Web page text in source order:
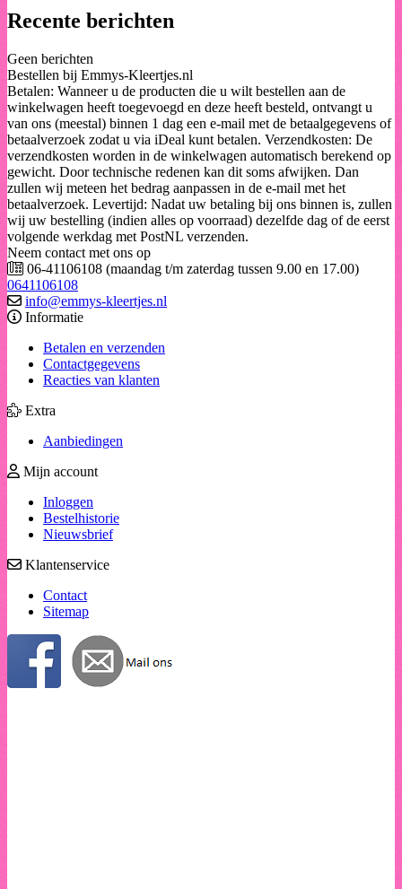
Recente berichten
Geen berichten
Bestellen bij Emmys-Kleertjes.nl
Betalen: Wanneer u de producten die u wilt bestellen aan de
winkelwagen heeft toegevoegd en deze heeft besteld, ontvangt u
van ons (meestal) binnen 1 dag een e-mail met de betaalgegevens of
betaalverzoek zodat u via iDeal kunt betalen. Verzendkosten: De
verzendkosten worden in de winkelwagen automatisch berekend op
gewicht. Door technische redenen kan dit soms afwijken. Dan
zullen wij meteen het bedrag aanpassen in de e-mail met het
betaalverzoek. Levertijd: Nadat uw betaling bij ons binnen is, zullen
wij uw bestelling (indien alles op voorraad) dezelfde dag of de eerst
volgende werkdag met PostNL verzenden.
Neem contact met ons op
06-41106108 (maandag t/m zaterdag tussen 9.00 en 17.00)
0641106108
info@emmys-kleertjes.nl
Informatie
Betalen en verzenden
Contactgegevens
Reacties van klanten
Extra
Aanbiedingen
Mijn account
Inloggen
Bestelhistorie
Nieuwsbrief
Klantenservice
Contact
Sitemap